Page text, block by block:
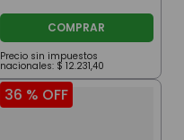
COMPRAR
Precio sin impuestos
nacionales: $ 12.231,40
36 % OFF